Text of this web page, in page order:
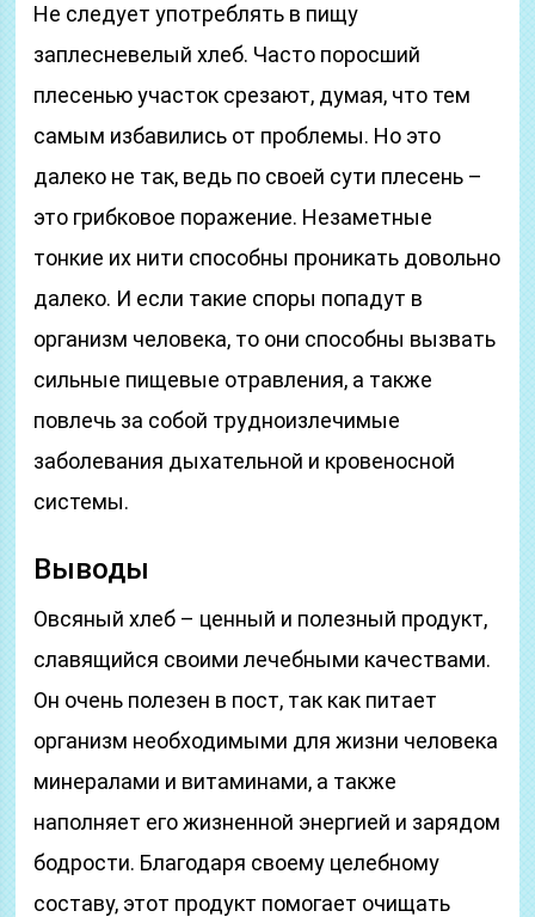
Не следует употреблять в пищу
заплесневелый хлеб. Часто поросший
плесенью участок срезают, думая, что тем
самым избавились от проблемы. Но это
далеко не так, ведь по своей сути плесень –
это грибковое поражение. Незаметные
тонкие их нити способны проникать довольно
далеко. И если такие споры попадут в
организм человека, то они способны вызвать
сильные пищевые отравления, а также
повлечь за собой трудноизлечимые
заболевания дыхательной и кровеносной
системы.
Выводы
Овсяный хлеб – ценный и полезный продукт,
славящийся своими лечебными качествами.
Он очень полезен в пост, так как питает
организм необходимыми для жизни человека
минералами и витаминами, а также
наполняет его жизненной энергией и зарядом
бодрости. Благодаря своему целебному
составу, этот продукт помогает очищать